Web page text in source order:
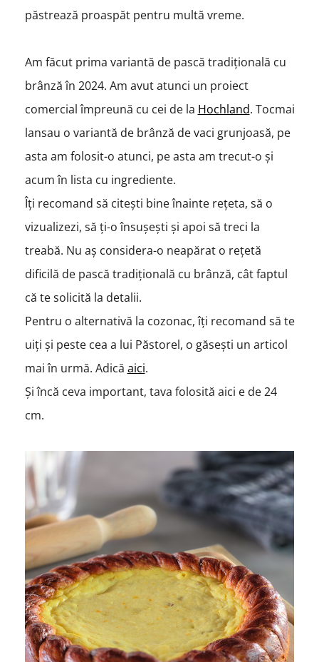
păstrează proaspăt pentru multă vreme.
Am făcut prima variantă de pască tradițională cu
brânză în 2024. Am avut atunci un proiect
comercial împreună cu cei de la Hochland. Tocmai
lansau o variantă de brânză de vaci grunjoasă, pe
asta am folosit-o atunci, pe asta am trecut-o și
acum în lista cu ingrediente.
Îți recomand să citești bine înainte rețeta, să o
vizualizezi, să ți-o însușești și apoi să treci la
treabă. Nu aș considera-o neapărat o rețetă
dificilă de pască tradițională cu brânză, cât faptul
că te solicită la detalii.
Pentru o alternativă la cozonac, îți recomand să te
uiți și peste cea a lui Păstorel, o găsești un articol
mai în urmă. Adică aici.
Și încă ceva important, tava folosită aici e de 24
cm.